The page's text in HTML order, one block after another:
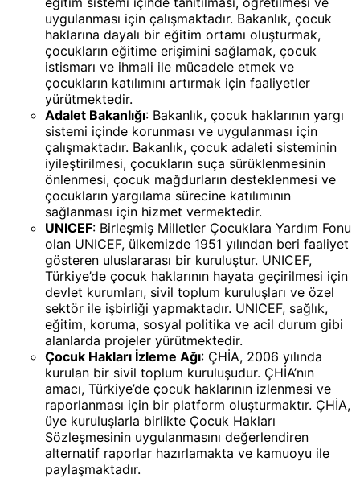
uygulanması için çalışmaktadır. Bakanlık, çocuk
haklarına dayalı bir eğitim ortamı oluşturmak,
çocukların eğitime erişimini sağlamak, çocuk
istismarı ve ihmali ile mücadele etmek ve
çocukların katılımını artırmak için faaliyetler
yürütmektedir.
Adalet Bakanlığı: Bakanlık, çocuk haklarının yargı
sistemi içinde korunması ve uygulanması için
çalışmaktadır. Bakanlık, çocuk adaleti sisteminin
iyileştirilmesi, çocukların suça sürüklenmesinin
önlenmesi, çocuk mağdurların desteklenmesi ve
çocukların yargılama sürecine katılımının
sağlanması için hizmet vermektedir.
UNICEF: Birleşmiş Milletler Çocuklara Yardım Fonu
olan UNICEF, ülkemizde 1951 yılından beri faaliyet
gösteren uluslararası bir kuruluştur. UNICEF,
Türkiye’de çocuk haklarının hayata geçirilmesi için
devlet kurumları, sivil toplum kuruluşları ve özel
sektör ile işbirliği yapmaktadır. UNICEF, sağlık,
eğitim, koruma, sosyal politika ve acil durum gibi
alanlarda projeler yürütmektedir.
Çocuk Hakları İzleme Ağı: ÇHİA, 2006 yılında
kurulan bir sivil toplum kuruluşudur. ÇHİA’nın
amacı, Türkiye’de çocuk haklarının izlenmesi ve
raporlanması için bir platform oluşturmaktır. ÇHİA,
üye kuruluşlarla birlikte Çocuk Hakları
Sözleşmesinin uygulanmasını değerlendiren
alternatif raporlar hazırlamakta ve kamuoyu ile
paylaşmaktadır.